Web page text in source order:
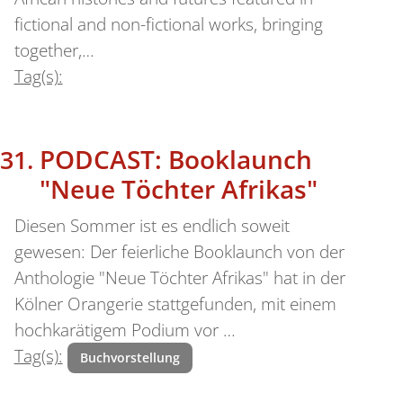
fictional and non-fictional works, bringing
together,…
Tag(s):
PODCAST: Booklaunch
"Neue Töchter Afrikas"
Diesen Sommer ist es endlich soweit
gewesen: Der feierliche Booklaunch von der
Anthologie "Neue Töchter Afrikas" hat in der
Kölner Orangerie stattgefunden, mit einem
hochkarätigem Podium vor …
Tag(s):
Buchvorstellung